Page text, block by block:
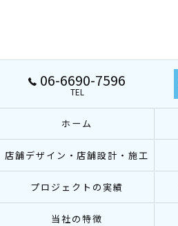
06-6690-7596
TEL
ホーム
店舗デザイン・店舗設計・施工
プロジェクトの実績
当社の特徴